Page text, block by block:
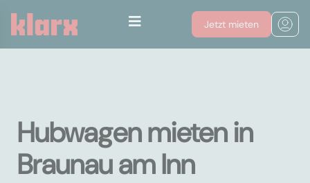
Jetzt mieten
Hubwagen mieten in
Braunau am Inn